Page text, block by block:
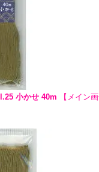
小かせ 40m 【メイン画